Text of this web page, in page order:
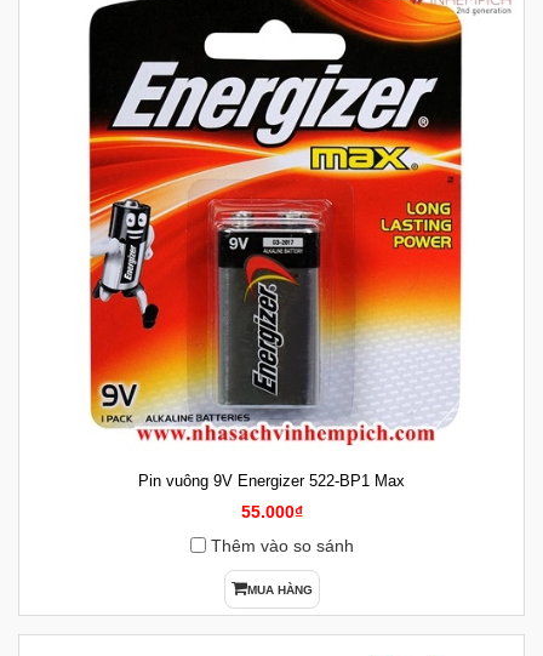
Pin vuông 9V Energizer 522-BP1 Max
55.000₫
Thêm vào so sánh
MUA HÀNG